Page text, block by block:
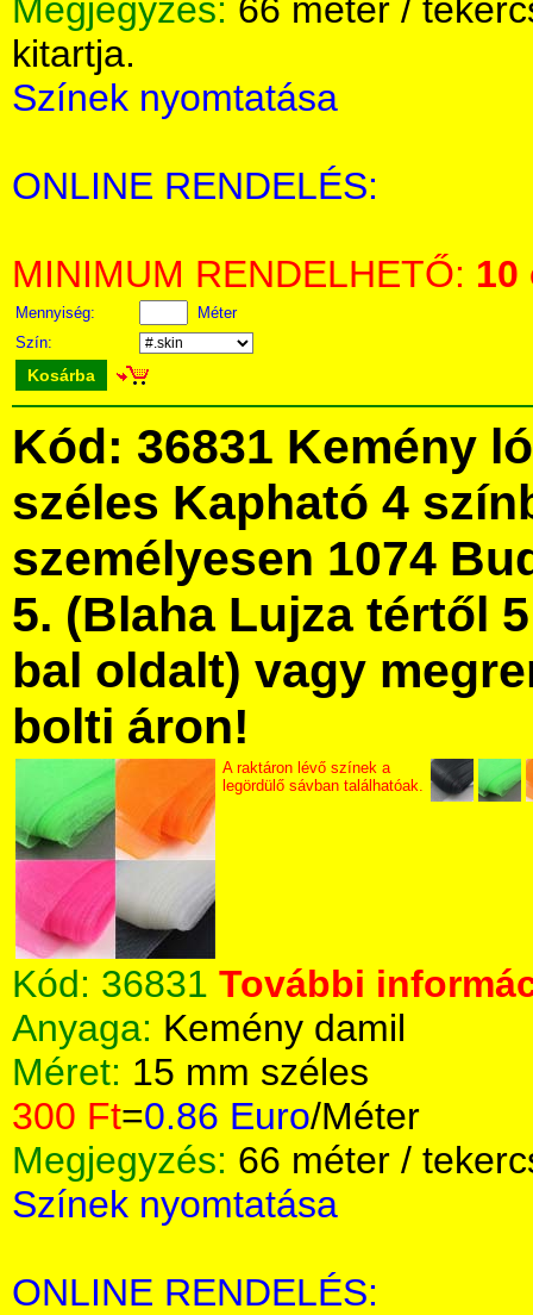
Megjegyzés: 66 méter /
kitartja.
Színek nyomtatása
ONLINE RENDELÉS:
MINIMUM RENDELHETŐ: 10
Mennyiség:
Méter
Szín:
Kosárba
Kód: 36831 Kemény
széles Kapható 4
személyesen 1074
5. (Blaha Lujza tértől
bal oldalt) vagy
bolti áron!
A raktáron lévő színek a
legördülő sávban találhatóak.
Kód: 36831 További
Anyaga: Kemény damil
Méret: 15 mm széles
300 Ft=0.86 Euro/Méter
Megjegyzés: 66 méter /
Színek nyomtatása
ONLINE RENDELÉS: